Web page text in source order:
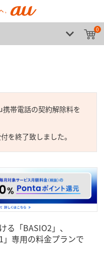
0
帯電話の契約解除料を
を終了致しました。
「BASIO2」、
」専用の料金プランで